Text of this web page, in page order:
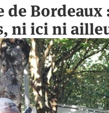
Chine
États-
Unis
Continents
Continents
Afrique
Bordeaux
ni ici ni